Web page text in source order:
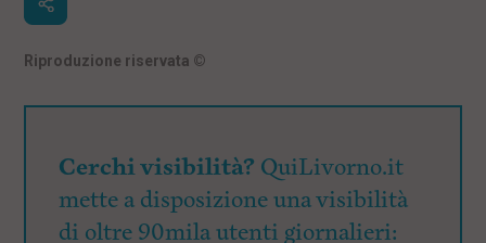
Riproduzione riservata ©
Cerchi visibilità? QuiLivorno.it
mette a disposizione una visibilità
di oltre 90mila utenti giornalieri: